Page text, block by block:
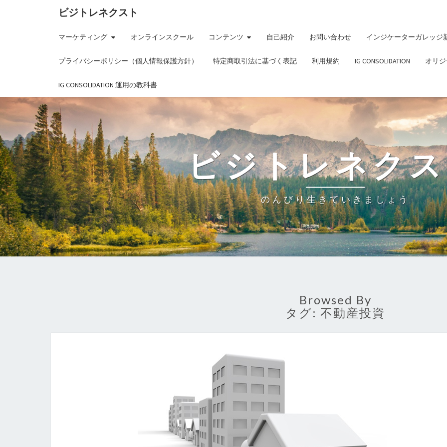
ビジトレネクスト
マーケティング オンラインスクール コンテンツ 自己紹介 お問い合わせ インジケーターガレッジ
プライバシーポリシー（個人情報保護方針） 特定商取引法に基づく表記 利用規約 IG CONSOLIDATION オリ
IG CONSOLIDATION 運用の教科書
ビジトレネク
のんびり生きていきましょう
Browsed By
タグ: 不動産投資